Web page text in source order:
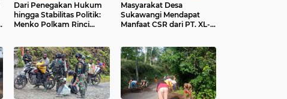
Dari Penegakan Hukum
hingga Stabilitas Politik:
Menko Polkam Rinci
Masyarakat Desa
Sukawangi Mendapat
Manfaat CSR dari PT. XL-